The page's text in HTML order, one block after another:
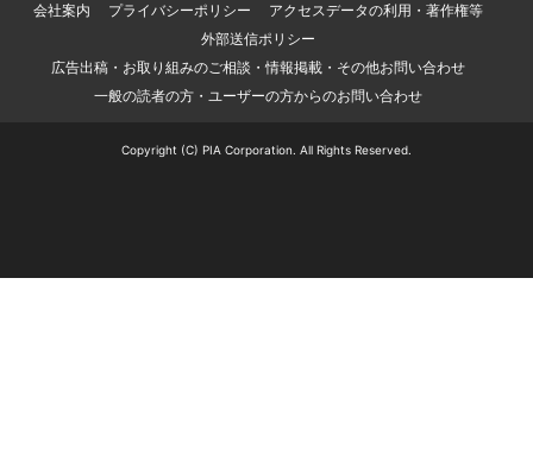
会社案内
プライバシーポリシー
アクセスデータの利用・著作権等
外部送信ポリシー
広告出稿・お取り組みのご相談・情報掲載・その他お問い合わせ
一般の読者の方・ユーザーの方からのお問い合わせ
Copyright (C) PIA Corporation. All Rights Reserved.